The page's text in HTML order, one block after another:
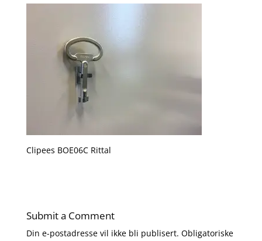
Clipees BOE06C Rittal
Submit a Comment
Din e-postadresse vil ikke bli publisert. Obligatoriske